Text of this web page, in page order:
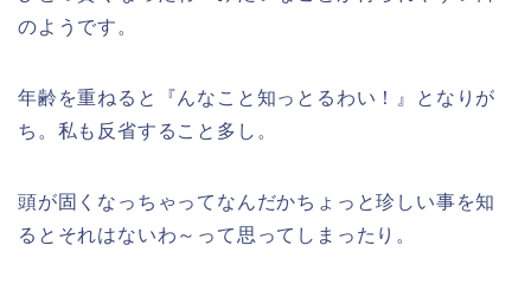
のようです。
年齢を重ねると『んなこと知っとるわい！』となりが
ち。私も反省すること多し。
頭が固くなっちゃってなんだかちょっと珍しい事を知
るとそれはないわ～って思ってしまったり。